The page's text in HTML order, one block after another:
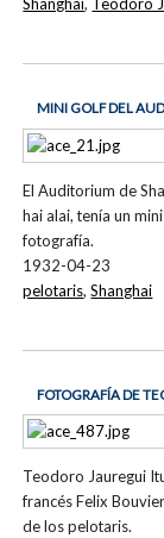
Shanghai, Teodoro
MINI GOLF DEL
El Auditorium de
hai alai, tenía un
fotografía.
1932-04-23
pelotaris,Shanghai
FOTOGRAFÍA DE
Teodoro Jauregui
francés Felix
de los pelotaris.